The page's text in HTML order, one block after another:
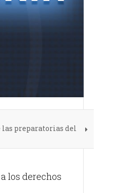
las preparatorias del
los derechos